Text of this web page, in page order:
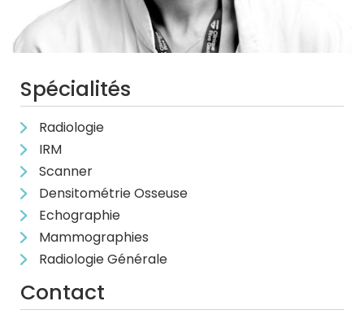
Spécialités
Radiologie
IRM
Scanner
Densitométrie Osseuse
Echographie
Mammographies
Radiologie Générale
Contact